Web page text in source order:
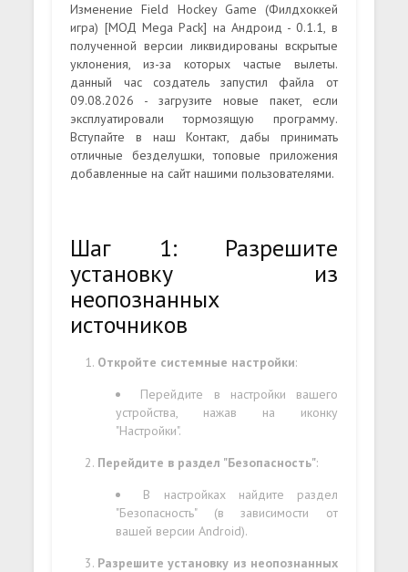
Изменение Field Hockey Game (Филдхоккей
игра) [МОД Mega Pack] на Андроид - 0.1.1, в
полученной версии ликвидированы вскрытые
уклонения, из-за которых частые вылеты.
данный час создатель запустил файла от
09.08.2026 - загрузите новые пакет, если
эксплуатировали тормозящую программу.
Вступайте в наш Контакт, дабы принимать
отличные безделушки, топовые приложения
добавленные на сайт нашими пользователями.
Шаг 1: Разрешите
установку из
неопознанных
источников
Откройте системные настройки:
Перейдите в настройки вашего
устройства, нажав на иконку
"Настройки".
Перейдите в раздел "Безопасность":
В настройках найдите раздел
"Безопасность" (в зависимости от
вашей версии Android).
Разрешите установку из неопознанных